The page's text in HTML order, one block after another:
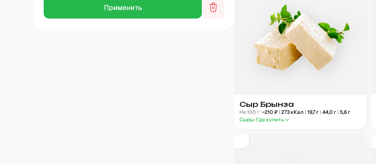
Сыр Брынза
На 100 г: ~210₽ | 273кКал | 19,7г | 44,0г | 5,6г
Сыры Где купить